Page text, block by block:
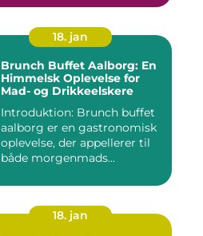
18. jan
Brunch Buffet Aalborg: En
Himmelsk Oplevelse for
Mad- og Drikkeelskere
Introduktion: Brunch buffet
aalborg er en gastronomisk
oplevelse, der appellerer til
både morgenmads...
18. jan